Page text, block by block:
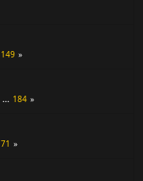
149
... 184
71